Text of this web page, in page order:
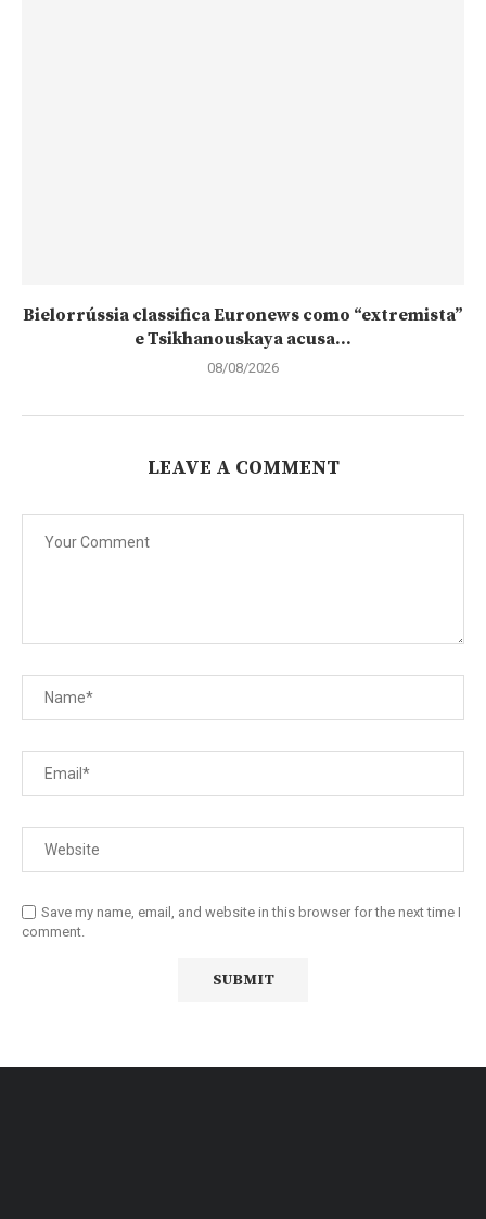
Bielorrússia classifica Euronews como “extremista”
e Tsikhanouskaya acusa...
08/08/2026
LEAVE A COMMENT
Save my name, email, and website in this browser for the next time I
comment.